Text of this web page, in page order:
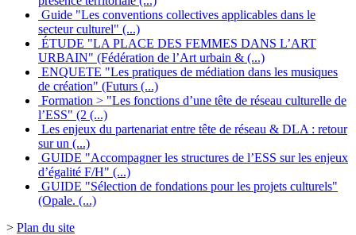
Guide "Les conventions collectives applicables dans le
secteur culturel" (...)
ÉTUDE "LA PLACE DES FEMMES DANS L’ART
URBAIN" (Fédération de l’Art urbain & (...)
ENQUETE "Les pratiques de médiation dans les musiques
de création" (Futurs (...)
Formation > "Les fonctions d’une tête de réseau culturelle de
l’ESS" (2 (...)
Les enjeux du partenariat entre tête de réseau & DLA : retour
sur un (...)
GUIDE "Accompagner les structures de l’ESS sur les enjeux
d’égalité F/H" (...)
GUIDE "Sélection de fondations pour les projets culturels"
(Opale. (...)
> Plan du site